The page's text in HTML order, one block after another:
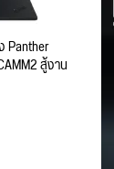
Panther
สู้งาน